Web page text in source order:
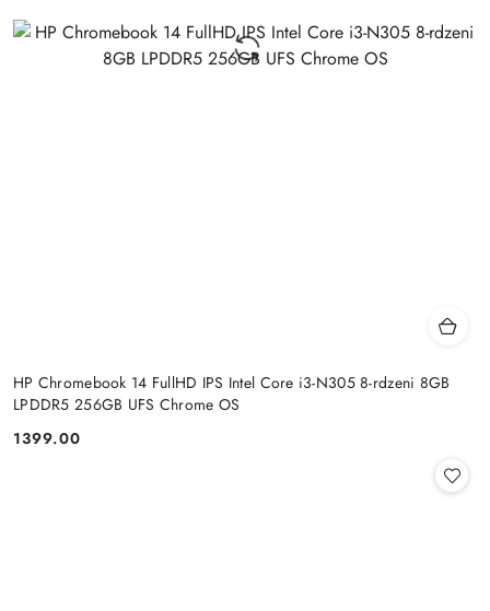
HP Chromebook 14 FullHD IPS Intel Core i3-N305 8-rdzeni 8GB
LPDDR5 256GB UFS Chrome OS
Cena:
1399.00